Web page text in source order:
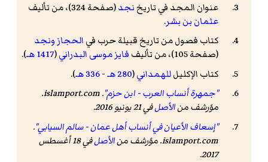
عنوان المجد في تاريخنجد(صفحة 324)، من تأليف
عثمان بن بشر.
كتاب فصول من تاريخ قبيلة حرب في الحجاز ونجد
(صفحة 105)، من تأليف
فايز موسى البدراني(1417 هـ
).
كتاب الإكليلللهمداني(280 هـ -336 هـ
).
"جمهرة أنساب العرب - ابن حزم".
islamport.com
.
مؤرشف منالأصلفي 21 يونيو 2016
.
"إسعاف الأعيان في أنساب أهل عمان - سالم السيابي".
islamport.com. مؤرشف منالأصل
في 18 أغسطس
2017
.